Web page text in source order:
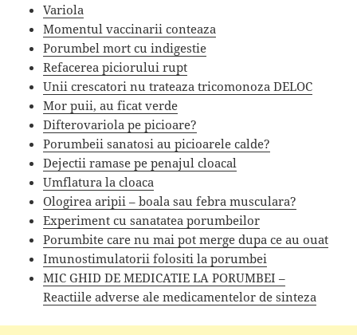
Variola
Momentul vaccinarii conteaza
Porumbel mort cu indigestie
Refacerea piciorului rupt
Unii crescatori nu trateaza tricomonoza DELOC
Mor puii, au ficat verde
Difterovariola pe picioare?
Porumbeii sanatosi au picioarele calde?
Dejectii ramase pe penajul cloacal
Umflatura la cloaca
Ologirea aripii – boala sau febra musculara?
Experiment cu sanatatea porumbeilor
Porumbite care nu mai pot merge dupa ce au ouat
Imunostimulatorii folositi la porumbei
MIC GHID DE MEDICATIE LA PORUMBEI –
Reactiile adverse ale medicamentelor de sinteza